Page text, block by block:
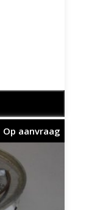
Op aanvraag